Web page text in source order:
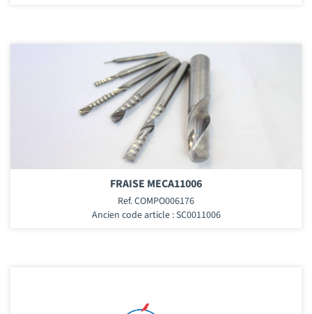
FRAISE MECA11006
Ref. COMPO006176
Ancien code article : SC0011006